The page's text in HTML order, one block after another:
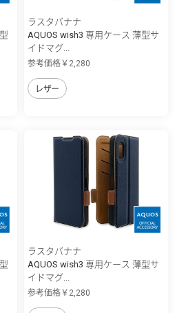
ラスタバナナ
AQUOS wish3 専用ケース 薄型サ
イドマグ...
参考価格￥2,280
レザー
ラスタバナナ
AQUOS wish3 専用ケース 薄型サ
イドマグ...
参考価格￥2,280